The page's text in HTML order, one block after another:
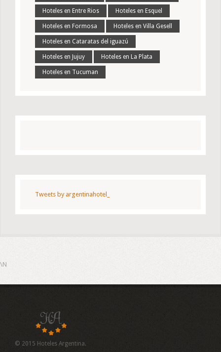
Hoteles en Entre Rios Hoteles en Esquel
Hoteles en Formosa Hoteles en Villa Gesell
Hoteles en Cataratas del iguazú
Hoteles en Jujuy Hoteles en La Plata
Hoteles en Tucuman
Tweets by argentinahotel_
\N
© 2015 Hoteles Argentina.